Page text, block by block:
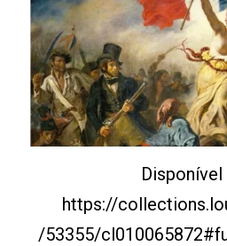
Disponível
https://
/53355/